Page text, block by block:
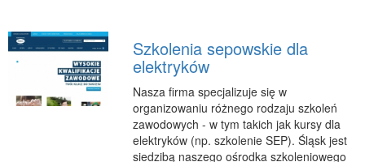
Szkolenia sepowskie dla
elektryków
Nasza firma specjalizuje się w
organizowaniu różnego rodzaju szkoleń
zawodowych - w tym takich jak kursy dla
elektryków (np. szkolenie SEP). Śląsk jest
siedzibą naszego ośrodka szkoleniowego